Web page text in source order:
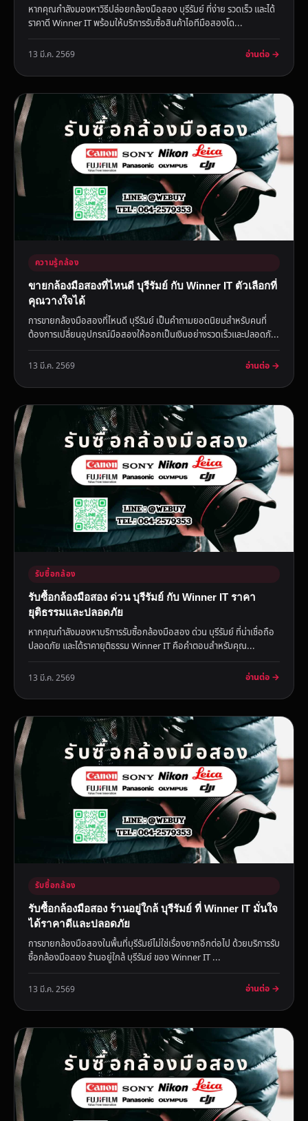
หากคุณกำลังมองหาวิธีปล่อยกล้องมือสอง บุรีรัมย์ ที่ง่าย รวดเร็ว และได้
ราคาดี Winner IT พร้อมให้บริการรับซื้อสินค้าไอทีมือสองโด...
13 มี.ค. 2569 อ่านต่อ →
ความรู้กล้อง
ขายกล้องมือสองที่ไหนดี บุรีรัมย์ กับ Winner IT ตัวเลือกที่
คุณวางใจได้
การขายกล้องมือสองที่ไหนดี บุรีรัมย์ เป็นคำถามยอดนิยมสำหรับคนที่
ต้องการเปลี่ยนอุปกรณ์มือสองให้ออกเป็นเงินอย่างรวดเร็วและปลอดภั...
13 มี.ค. 2569 อ่านต่อ →
รับซื้อกล้อง
รับซื้อกล้องมือสอง ด่วน บุรีรัมย์ กับ Winner IT ราคา
ยุติธรรมและปลอดภัย
หากคุณกำลังมองหาบริการรับซื้อกล้องมือสอง ด่วน บุรีรัมย์ ที่น่าเชื่อถือ
ปลอดภัย และได้ราคายุติธรรม Winner IT คือคำตอบสำหรับคุณ...
13 มี.ค. 2569 อ่านต่อ →
รับซื้อกล้อง
รับซื้อกล้องมือสอง ร้านอยู่ใกล้ บุรีรัมย์ ที่ Winner IT มั่นใจ
ได้ราคาดีและปลอดภัย
การขายกล้องมือสองในพื้นที่บุรีรัมย์ไม่ใช่เรื่องยากอีกต่อไป ด้วยบริการรับ
ซื้อกล้องมือสอง ร้านอยู่ใกล้ บุรีรัมย์ ของ Winner IT ...
13 มี.ค. 2569 อ่านต่อ →